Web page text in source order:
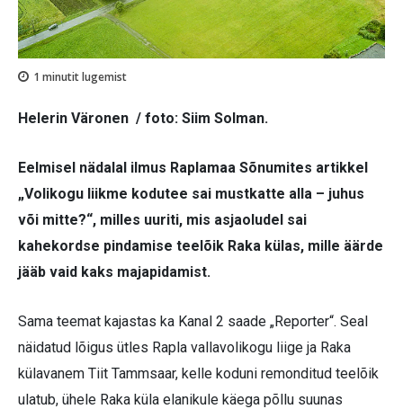
1 minutit lugemist
Helerin Väronen / foto: Siim Solman.
Eelmisel nädalal ilmus Raplamaa Sõnumites artikkel
„Volikogu liikme kodutee sai mustkatte alla – juhus
või mitte?“, milles uuriti, mis asjaoludel sai
kahekordse pindamise teelõik Raka külas, mille äärde
jääb vaid kaks majapidamist.
Sama teemat kajastas ka Kanal 2 saade „Reporter“. Seal
näidatud lõigus ütles Rapla vallavolikogu liige ja Raka
külavanem Tiit Tammsaar, kelle koduni remonditud teelõik
ulatub, ühele Raka küla elanikule käega põllu suunas